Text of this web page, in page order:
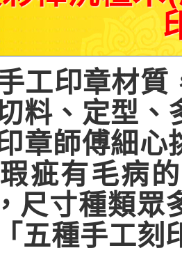
工印章材質
料、定型、
章師傅細心
疵有毛病
尺寸種類眾
五種手工刻